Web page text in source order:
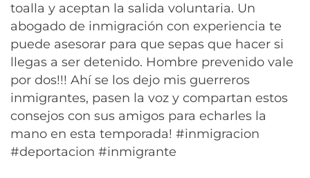
toalla y aceptan la salida voluntaria. Un
abogado de inmigración con experiencia te
puede asesorar para que sepas que hacer si
llegas a ser detenido. Hombre prevenido vale
por dos!!! Ahí se los dejo mis guerreros
inmigrantes, pasen la voz y compartan estos
consejos con sus amigos para echarles la
mano en esta temporada! #inmigracion
#deportacion #inmigrante